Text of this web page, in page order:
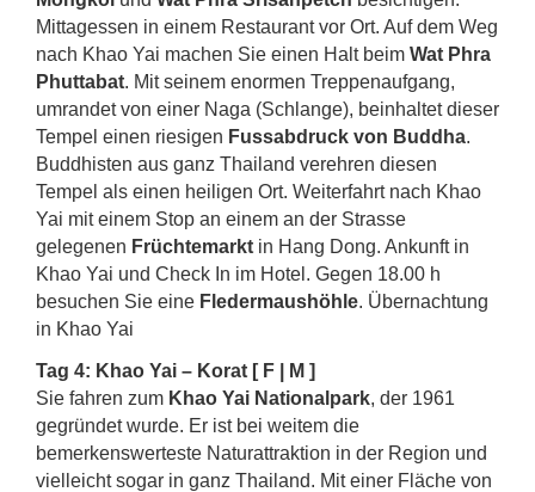
Mittagessen in einem Restaurant vor Ort. Auf dem Weg
nach Khao Yai machen Sie einen Halt beim Wat Phra
Phuttabat. Mit seinem enormen Treppenaufgang,
umrandet von einer Naga (Schlange), beinhaltet dieser
Tempel einen riesigen Fussabdruck von Buddha.
Buddhisten aus ganz Thailand verehren diesen
Tempel als einen heiligen Ort. Weiterfahrt nach Khao
Yai mit einem Stop an einem an der Strasse
gelegenen Früchtemarkt in Hang Dong. Ankunft in
Khao Yai und Check In im Hotel. Gegen 18.00 h
besuchen Sie eine Fledermaushöhle. Übernachtung
in Khao Yai
Tag 4: Khao Yai – Korat [ F | M ]
Sie fahren zum Khao Yai Nationalpark, der 1961
gegründet wurde. Er ist bei weitem die
bemerkenswerteste Naturattraktion in der Region und
vielleicht sogar in ganz Thailand. Mit einer Fläche von